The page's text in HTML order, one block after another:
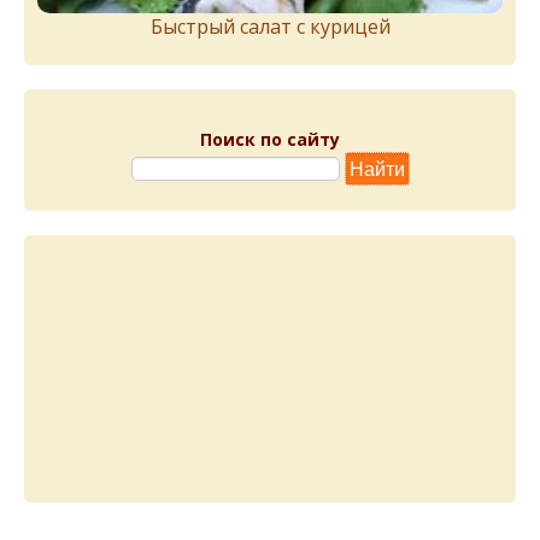
Быстрый салат с курицей
Поиск по сайту